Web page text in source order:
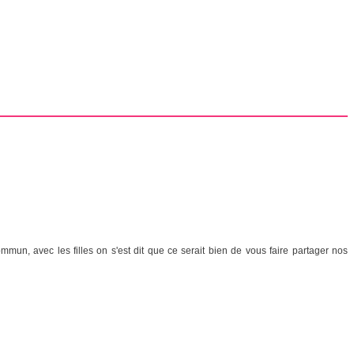
avec les filles on s'est dit que ce serait bien de vous faire partager nos